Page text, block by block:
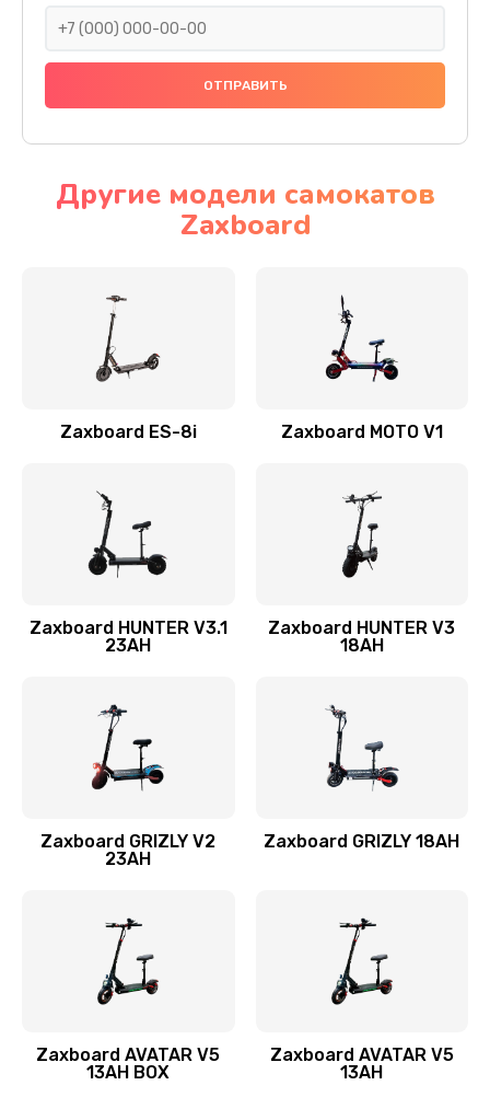
Другие модели самокатов
Zaxboard
Zaxboard ES-8i Zaxboard MOTO V1
Zaxboard HUNTER V3.1
23AH
Zaxboard HUNTER V3
18AH
Zaxboard GRIZLY V2
23AH
Zaxboard GRIZLY 18AH
Zaxboard AVATAR V5
13AH BOX
Zaxboard AVATAR V5
13AH